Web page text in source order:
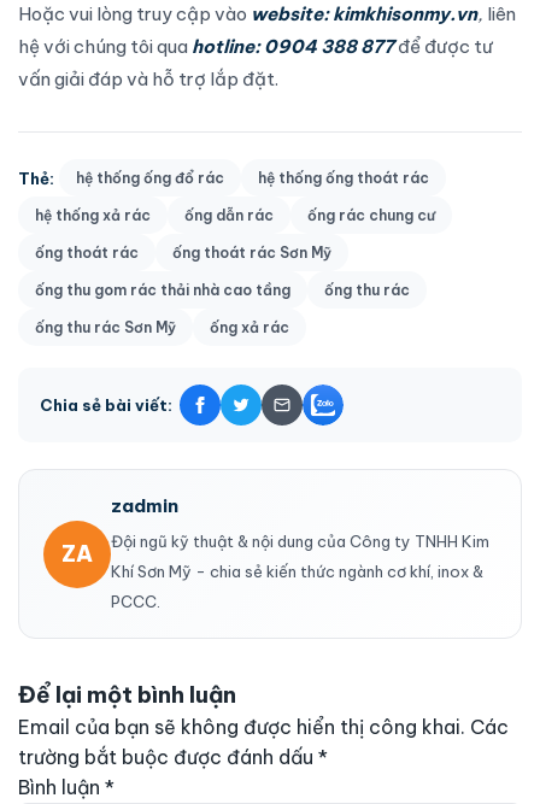
Hoặc vui lòng truy cập vào website: kimkhisonmy.vn, liên
hệ với chúng tôi qua hotline: 0904 388 877để được tư
vấn giải đáp và hỗ trợ lắp đặt.
Thẻ: hệ thống ống đổ rác hệ thống ống thoát rác
hệ thống xả rác ống dẫn rác ống rác chung cư
ống thoát rác ống thoát rác Sơn Mỹ
ống thu gom rác thải nhà cao tầng ống thu rác
ống thu rác Sơn Mỹ ống xả rác
Chia sẻ bài viết:
ZA
zadmin
Đội ngũ kỹ thuật & nội dung của Công ty TNHH Kim
Khí Sơn Mỹ - chia sẻ kiến thức ngành cơ khí, inox &
PCCC.
Để lại một bình luận
Email của bạn sẽ không được hiển thị công khai. Các
trường bắt buộc được đánh dấu *
Bình luận *